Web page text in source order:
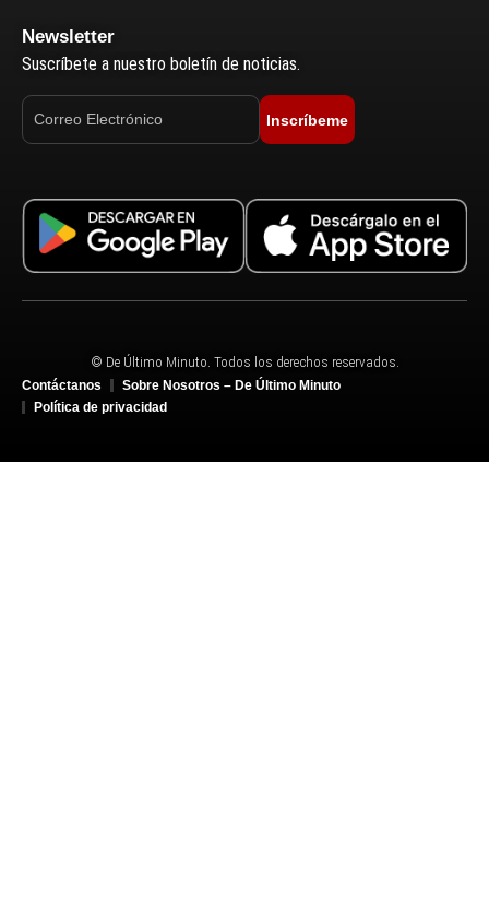
Newsletter
Suscríbete a nuestro boletín de noticias.
Inscríbeme
© De Último Minuto. Todos los derechos reservados.
Contáctanos
Sobre Nosotros – De Último Minuto
Política de privacidad